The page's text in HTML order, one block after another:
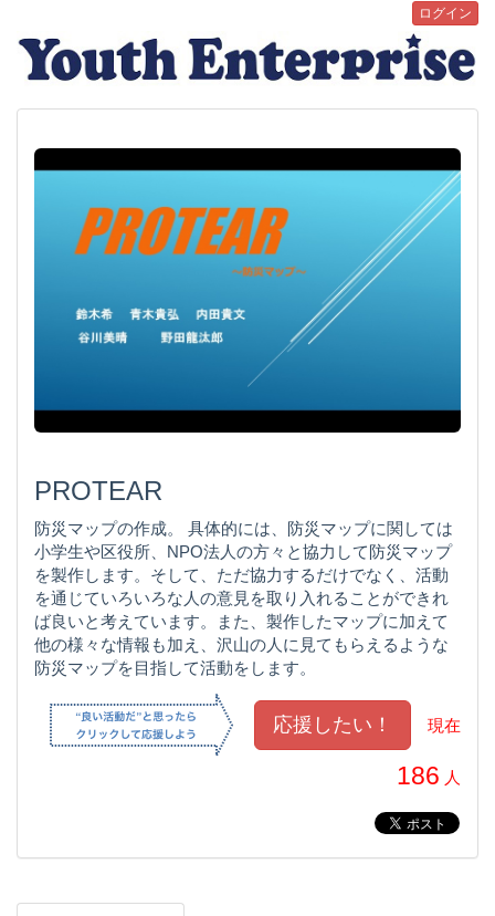
ログイン
PROTEAR
防災マップの作成。 具体的には、防災マップに関しては
小学生や区役所、NPO法人の方々と協力して防災マップ
を製作します。そして、ただ協力するだけでなく、活動
を通じていろいろな人の意見を取り入れることができれ
ば良いと考えています。また、製作したマップに加えて
他の様々な情報も加え、沢山の人に見てもらえるような
防災マップを目指して活動をします。
現在
186 人